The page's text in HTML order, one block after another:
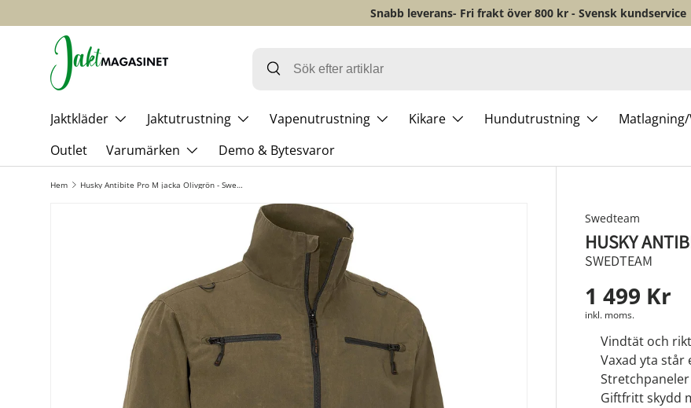
HOPPA TILL INNEHÅLL
Snabb leverans- Fri frakt över 800 kr - Svensk kundservice
Jaktkläder Jaktutrustning Vapenutrustning Kikare Hundutrustning
Outlet
Varumärken Demo & Bytesvaror
Hem Husky Antibite Pro M jacka Olivgrön - Swedteam
Swedteam
HUSKY
SWEDTEAM
1 499 Kr
inkl. moms.
Vindtät och
Vaxad yta
Giftfritt skydd